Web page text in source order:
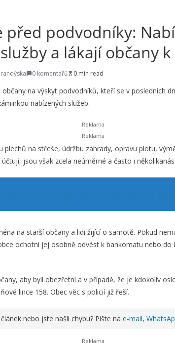
před podvodníky:
a lákají občany
0 komentářů 0 min read
občany na výskyt podvodníků, kteří se v posledních
nabízených služeb.
plechů na střeše, údržbu zahrady, opravu plotu,
jsou však zcela neúměrné a často i
na starší občany a lidi žijící o samotě. Pokud
ochotni jej osobně odvést k bankomatu nebo
aby byli obezřetní a v případě, že je kdokoliv
lince 158. Obec věc s policií již řeší.
nebo jste našli chybu? Pište na e-mail,